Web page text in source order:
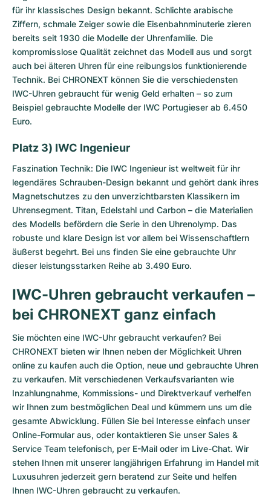
für ihr klassisches Design bekannt. Schlichte arabische
Ziffern, schmale Zeiger sowie die Eisenbahnminuterie zieren
bereits seit 1930 die Modelle der Uhrenfamilie. Die
kompromisslose Qualität zeichnet das Modell aus und sorgt
auch bei älteren Uhren für eine reibungslos funktionierende
Technik. Bei CHRONEXT können Sie die verschiedensten
IWC-Uhren gebraucht für wenig Geld erhalten – so zum
Beispiel gebrauchte Modelle der IWC Portugieser ab 6.450
Euro.
Platz 3) IWC Ingenieur
Faszination Technik: Die IWC Ingenieur ist weltweit für ihr
legendäres Schrauben-Design bekannt und gehört dank ihres
Magnetschutzes zu den unverzichtbarsten Klassikern im
Uhrensegment. Titan, Edelstahl und Carbon – die Materialien
des Modells befördern die Serie in den Uhrenolymp. Das
robuste und klare Design ist vor allem bei Wissenschaftlern
äußerst begehrt. Bei uns finden Sie eine gebrauchte Uhr
dieser leistungsstarken Reihe ab 3.490 Euro.
IWC-Uhren gebraucht verkaufen –
bei CHRONEXT ganz einfach
Sie möchten eine IWC-Uhr gebraucht verkaufen? Bei
CHRONEXT bieten wir Ihnen neben der Möglichkeit Uhren
online zu kaufen auch die Option, neue und gebrauchte Uhren
zu verkaufen. Mit verschiedenen Verkaufsvarianten wie
Inzahlungnahme, Kommissions- und Direktverkauf verhelfen
wir Ihnen zum bestmöglichen Deal und kümmern uns um die
gesamte Abwicklung. Füllen Sie bei Interesse einfach unser
Online-Formular aus, oder kontaktieren Sie unser Sales &
Service Team telefonisch, per E-Mail oder im Live-Chat. Wir
stehen Ihnen mit unserer langjährigen Erfahrung im Handel mit
Luxusuhren jederzeit gern beratend zur Seite und helfen
Ihnen IWC-Uhren gebraucht zu verkaufen.